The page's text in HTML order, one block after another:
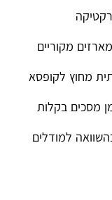
מקוריים
מסכים בקלות
למודלים